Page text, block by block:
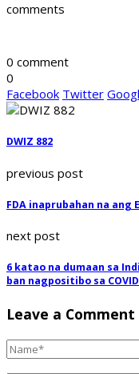
comments
0 comment
0
Facebook Twitter
DWIZ 882
previous post
FDA inaprubahan na ang
next post
6 katao na dumaan sa
ban nagpositibo sa
Leave a Comment